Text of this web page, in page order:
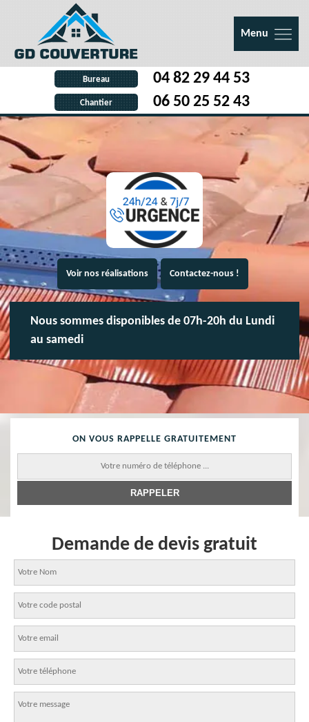
Menu
Bureau 04 82 29 44 53
Chantier 06 50 25 52 43
Voir nos réalisations Contactez-nous !
Nous sommes disponibles de 07h-20h du Lundi
au samedi
ON VOUS RAPPELLE GRATUITEMENT
Demande de devis gratuit